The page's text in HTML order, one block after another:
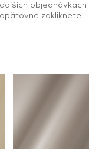
objednávkach
zakliknete